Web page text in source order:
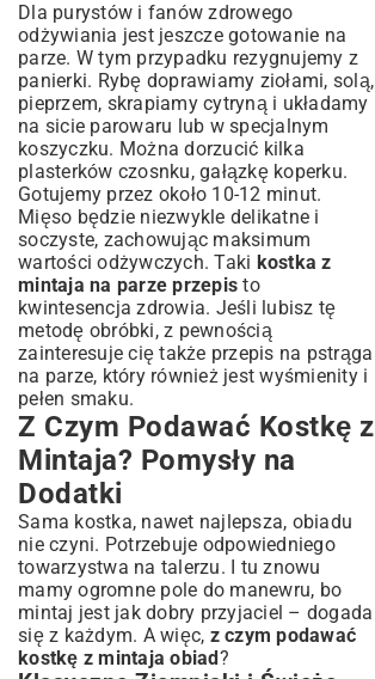
Dla purystów i fanów zdrowego
odżywiania jest jeszcze gotowanie na
parze. W tym przypadku rezygnujemy z
panierki. Rybę doprawiamy ziołami, solą,
pieprzem, skrapiamy cytryną i układamy
na sicie parowaru lub w specjalnym
koszyczku. Można dorzucić kilka
plasterków czosnku, gałązkę koperku.
Gotujemy przez około 10-12 minut.
Mięso będzie niezwykle delikatne i
soczyste, zachowując maksimum
wartości odżywczych. Taki kostka z
mintaja na parze przepis to
kwintesencja zdrowia. Jeśli lubisz tę
metodę obróbki, z pewnością
zainteresuje cię także przepis na pstrąga
na parze, który również jest wyśmienity i
pełen smaku.
Z Czym Podawać Kostkę z
Mintaja? Pomysły na
Dodatki
Sama kostka, nawet najlepsza, obiadu
nie czyni. Potrzebuje odpowiedniego
towarzystwa na talerzu. I tu znowu
mamy ogromne pole do manewru, bo
mintaj jest jak dobry przyjaciel – dogada
się z każdym. A więc, z czym podawać
kostkę z mintaja obiad?